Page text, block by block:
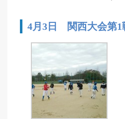
4月3日 関西大会第1